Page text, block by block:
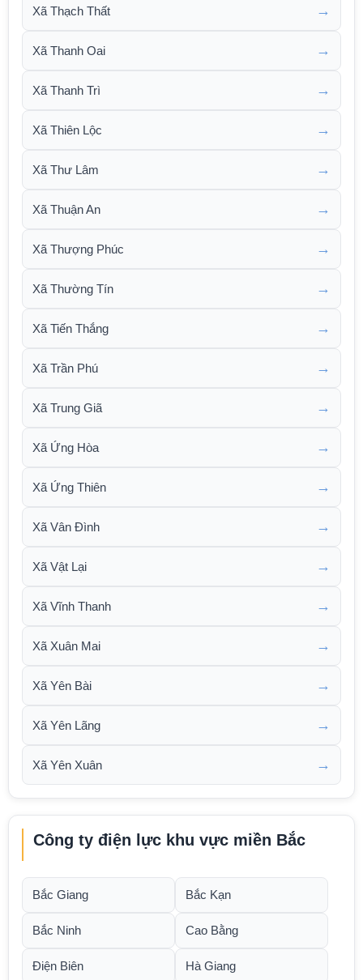
Xã Thạch Thất →
Xã Thanh Oai →
Xã Thanh Trì →
Xã Thiên Lộc →
Xã Thư Lâm →
Xã Thuận An →
Xã Thượng Phúc →
Xã Thường Tín →
Xã Tiến Thắng →
Xã Trần Phú →
Xã Trung Giã →
Xã Ứng Hòa →
Xã Ứng Thiên →
Xã Vân Đình →
Xã Vật Lại →
Xã Vĩnh Thanh →
Xã Xuân Mai →
Xã Yên Bài →
Xã Yên Lãng →
Xã Yên Xuân →
Công ty điện lực khu vực miền Bắc
Bắc Giang Bắc Kạn
Bắc Ninh Cao Bằng
Điện Biên Hà Giang